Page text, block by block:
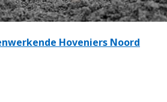
Hoveniers Noord